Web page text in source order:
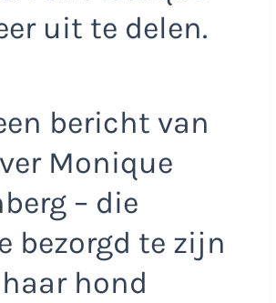
uit te delen.
bericht van
Monique
– die
bezorgd te zijn
hond